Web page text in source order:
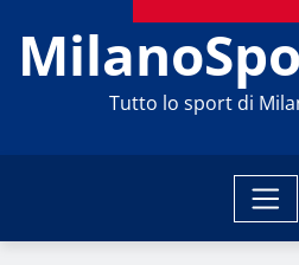
Tutto lo sport di